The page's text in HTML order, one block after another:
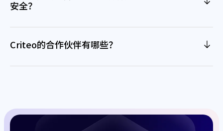
安全？
Criteo的合作伙伴有哪些？